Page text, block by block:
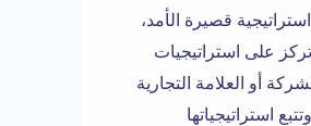
قصيرة الأمد،
على استراتيجيات
أو العلامة التجارية
استراتيجياتها